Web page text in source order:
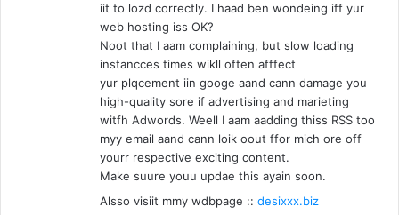
iit to lozd correctly. I haad ben wondeing iff yur
web hosting iss OK?
Noot that I aam complaining, but slow loading
instancces times wikll often afffect
yur plqcement iin googe aand cann damage you
high-quality sore if advertising and marieting
witfh Adwords. Weell I aam aadding thiss RSS too
myy email aand cann loik oout ffor mich ore off
yourr respective exciting content.
Make suure youu updae this ayain soon.
Alsso visiit mmy wdbpage :: desixxx.biz